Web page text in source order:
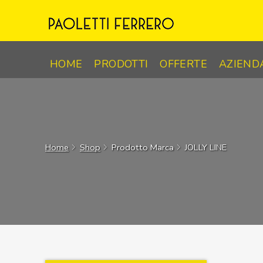
HOME PRODOTTI OFFERTE
Home Shop Prodotto Marca JOLLY LINE